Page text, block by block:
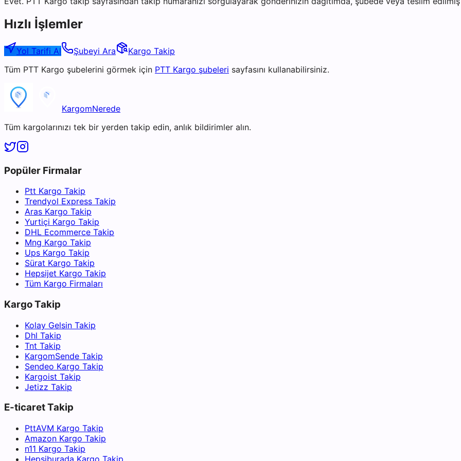
Hızlı İşlemler
Yol Tarifi Al Şubeyi Ara
Kargo Takip
Tüm PTT Kargo şubelerini görmek için PTT Kargo şubeleri sayfasını kullanabilirsiniz.
KargomNerede
Tüm kargolarınızı tek bir yerden takip edin, anlık bildirimler alın.
Popüler Firmalar
Ptt Kargo Takip
Trendyol Express Takip
Aras Kargo Takip
Yurtiçi Kargo Takip
DHL Ecommerce Takip
Mng Kargo Takip
Ups Kargo Takip
Sürat Kargo Takip
Hepsijet Kargo Takip
Tüm Kargo Firmaları
Kargo Takip
Kolay Gelsin Takip
Dhl Takip
Tnt Takip
KargomSende Takip
Sendeo Kargo Takip
Kargoist Takip
Jetizz Takip
E-ticaret Takip
PttAVM Kargo Takip
Amazon Kargo Takip
n11 Kargo Takip